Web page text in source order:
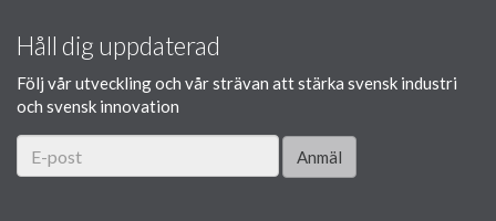
Håll dig uppdaterad
Följ vår utveckling och vår strävan att stärka svensk industri
och svensk innovation
Anmäl